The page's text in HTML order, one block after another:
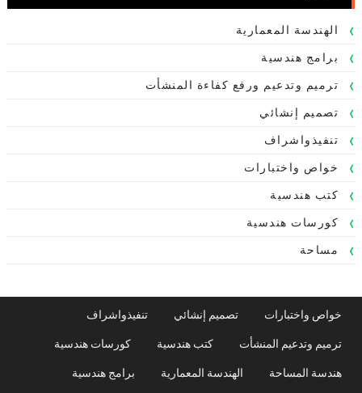
الهندسة المعمارية
برامج هندسية
ترميم وتدعيم ورفع كفاءة المنشأت
تصميم إنشائي
تنفيذواشراف
خواص واختبارات
كتب هندسية
كورسات هندسية
مساحة
خواص واختبارات تصميم إنشائي تنفيذواشراف
ترميم وتدعيم المنشأت كتب هندسية كورسات هندسية
هندسة المساحة الهندسة المعمارية برامج هندسية